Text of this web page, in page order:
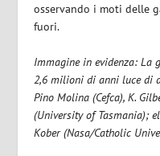
osservando i moti delle
fuori.
Immagine in evidenza: La
2,6 milioni di anni luce di
Pino Molina (Cefca), K.
(University of Tasmania);
Kober (Nasa/Catholic